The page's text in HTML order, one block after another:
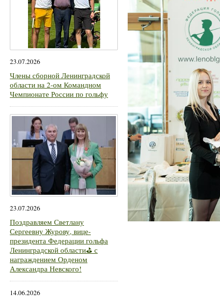
23.07.2026
Члены сборной Ленинградской
области на 2-ом Командном
Чемпионате России по гольфу
23.07.2026
Поздравляем Светлану
Сергеевну Журову, вице-
президента Федерации гольфа
Ленинградской области⛳ с
награждением Орденом
Александра Невского!
14.06.2026